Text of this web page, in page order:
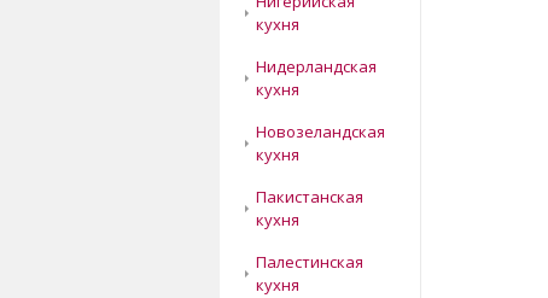
кухня
Нидерландская
кухня
Новозеландская
кухня
Пакистанская
кухня
Палестинская
кухня